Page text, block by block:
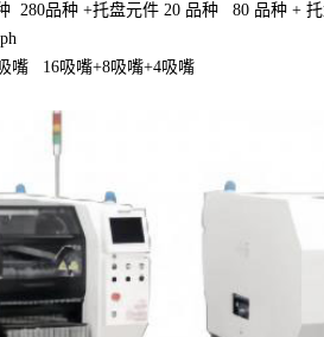
280品种 +托盘元件 20 品种 80 品种 +
嘴 16吸嘴+8吸嘴+4吸嘴